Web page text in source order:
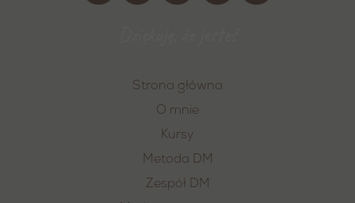
Strona główna
O mnie
Kursy
Metoda DM
Zespół DM